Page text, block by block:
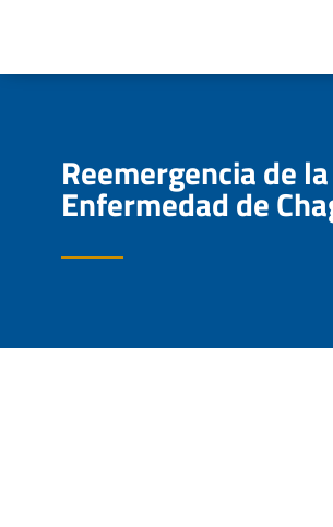
Reemergencia de la
Enfermedad de